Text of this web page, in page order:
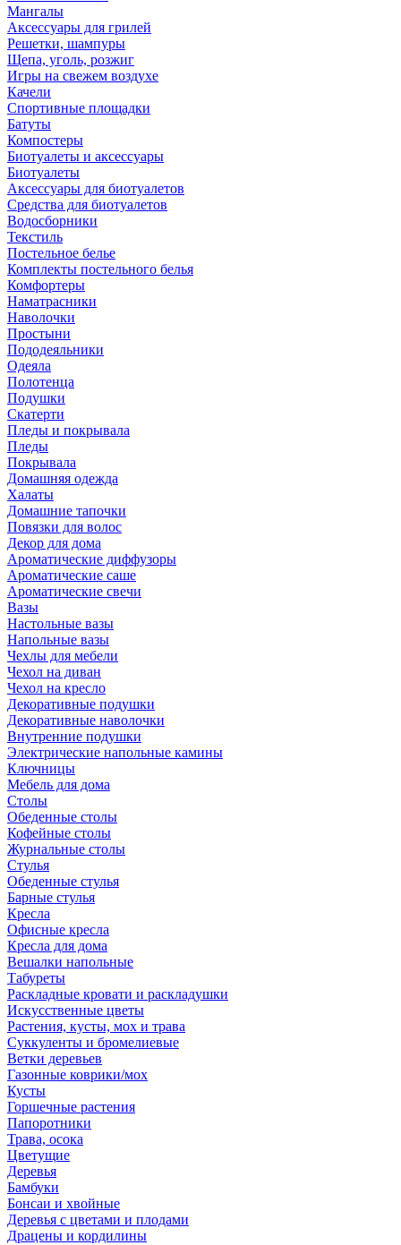
Мангалы
Аксессуары для грилей
Решетки, шампуры
Щепа, уголь, розжиг
Игры на свежем воздухе
Качели
Спортивные площадки
Батуты
Компостеры
Биотуалеты и аксессуары
Биотуалеты
Аксессуары для биотуалетов
Средства для биотуалетов
Водосборники
Текстиль
Постельное белье
Комплекты постельного белья
Комфортеры
Наматрасники
Наволочки
Простыни
Пододеяльники
Одеяла
Полотенца
Подушки
Скатерти
Пледы и покрывала
Пледы
Покрывала
Домашняя одежда
Халаты
Домашние тапочки
Повязки для волос
Декор для дома
Ароматические диффузоры
Ароматические саше
Ароматические свечи
Вазы
Настольные вазы
Напольные вазы
Чехлы для мебели
Чехол на диван
Чехол на кресло
Декоративные подушки
Декоративные наволочки
Внутренние подушки
Электрические напольные камины
Ключницы
Мебель для дома
Столы
Обеденные столы
Кофейные столы
Журнальные столы
Стулья
Обеденные стулья
Барные стулья
Кресла
Офисные кресла
Кресла для дома
Вешалки напольные
Табуреты
Раскладные кровати и раскладушки
Искусственные цветы
Растения, кусты, мох и трава
Суккуленты и бромелиевые
Ветки деревьев
Газонные коврики/мох
Кусты
Горшечные растения
Папоротники
Трава, осока
Цветущие
Деревья
Бамбуки
Бонсаи и хвойные
Деревья с цветами и плодами
Драцены и кордилины